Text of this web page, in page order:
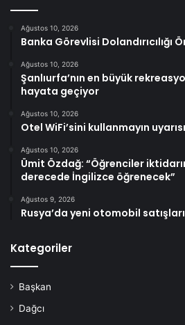
Ağustos 10, 2026
Banka Görevlisi Dolandırıcılığı
Ağustos 10, 2026
Şanlıurfa’nın en büyük
hayata geçiyor
Ağustos 10, 2026
Otel WiFi’sini kullanmayın
Ağustos 10, 2026
Ümit Özdağ: “Öğrenciler
derecede İngilizce öğrenecek”
Ağustos 9, 2026
Rusya’da yeni otomobil
Kategoriler
Başkan
Dağcı